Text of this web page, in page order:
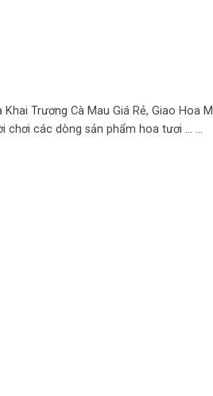
Trương Cà Mau Giá Rẻ, Giao Hoa
các dòng sản phẩm hoa tươi ... ...